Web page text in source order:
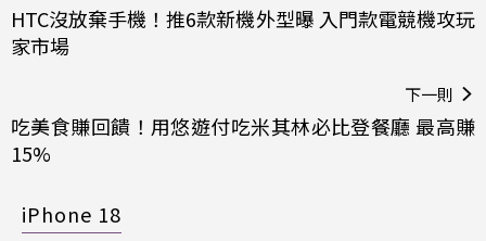
HTC沒放棄手機！推6款新機外型曝 入門款電競機攻玩
家市場
下一則
吃美食賺回饋！用悠遊付吃米其林必比登餐廳 最高賺
15%
iPhone 18